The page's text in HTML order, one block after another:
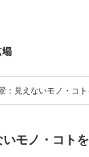
：見えないモノ・コ
モノ・コト